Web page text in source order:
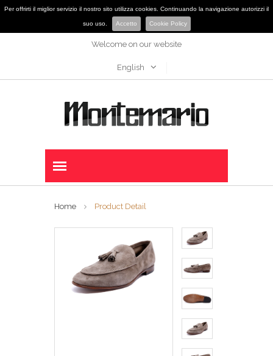
Per offrirti il miglior servizio il nostro sito utilizza cookies. Continuando la navigazione autorizzi il
suo uso. Accetto Cookie Policy
Welcome on our website
English
Home Product Detail